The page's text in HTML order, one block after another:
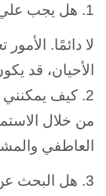
1. هل يجب علي مواجهة
لا دائمًا.
الأحيان، قد
2. كيف يمكنني مساعدة الأم في التغلب على التوتر؟
من خلال
العاطفي
3. هل البحث